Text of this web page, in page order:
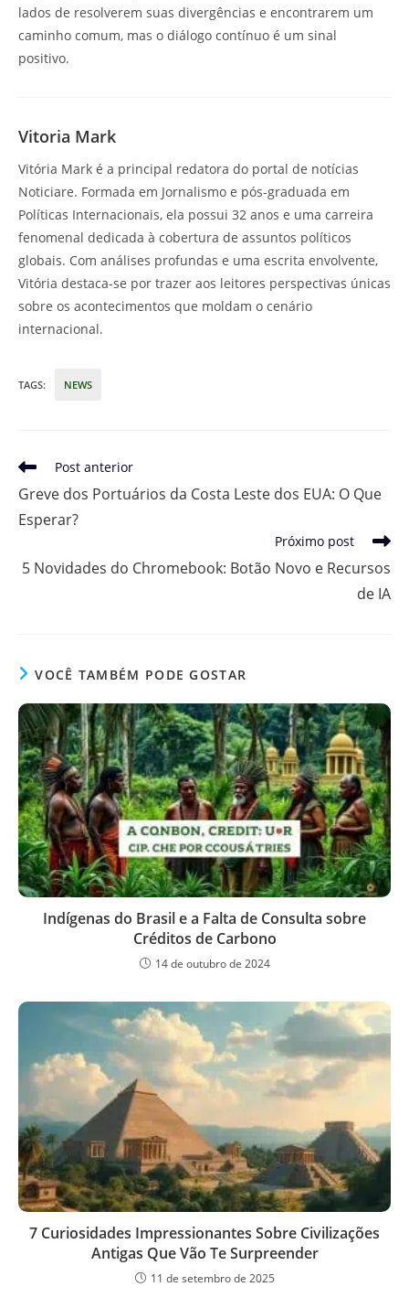
lados de resolverem suas divergências e encontrarem um
caminho comum, mas o diálogo contínuo é um sinal
positivo.
Vitoria Mark
Vitória Mark é a principal redatora do portal de notícias
Noticiare. Formada em Jornalismo e pós-graduada em
Políticas Internacionais, ela possui 32 anos e uma carreira
fenomenal dedicada à cobertura de assuntos políticos
globais. Com análises profundas e uma escrita envolvente,
Vitória destaca-se por trazer aos leitores perspectivas únicas
sobre os acontecimentos que moldam o cenário
internacional.
TAGS: NEWS
Leia
artigos
Post anterior
Greve dos Portuários da Costa Leste dos EUA: O Que
Esperar?
Próximo post
5 Novidades do Chromebook: Botão Novo e Recursos
de IA
VOCÊ TAMBÉM PODE GOSTAR
Indígenas do Brasil e a Falta de Consulta sobre
Créditos de Carbono
14 de outubro de 2024
7 Curiosidades Impressionantes Sobre Civilizações
Antigas Que Vão Te Surpreender
11 de setembro de 2025